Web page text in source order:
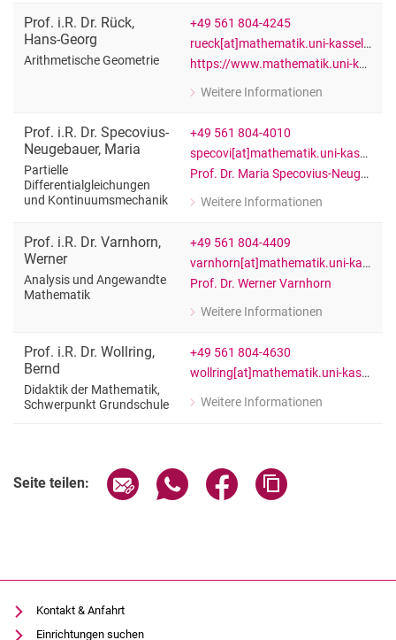
Prof. i.R. Dr. Rück,
Hans-Georg
Arithmetische Geometrie
+49 561 804-4245
rueck[at]mathematik.uni-kassel[dot]de
https://www.mathematik.uni-kassel.de/~rueck/
Weitere Informationen
zu Prof. i.R. Dr. Hans-Georg Rück
Prof. i.R. Dr. Specovius-
Neugebauer, Maria
Partielle
Differentialgleichungen
und Kontinuumsmechanik
+49 561 804-4010
specovi[at]mathematik.uni-kassel[dot]de
Prof. Dr. Maria Specovius-Neugebauer
Weitere Informationen
zu Prof. i.R. Dr. Maria Specovius-
Prof. i.R. Dr. Varnhorn,
Werner
Analysis und Angewandte
Mathematik
+49 561 804-4409
varnhorn[at]mathematik.uni-kassel[dot]de
Prof. Dr. Werner Varnhorn
Weitere Informationen
zu Prof. i.R. Dr. Werner Varnhorn
Prof. i.R. Dr. Wollring,
Bernd
Didaktik der Mathematik,
Schwerpunkt Grundschule
+49 561 804-4630
wollring[at]mathematik.uni-kassel[dot]de
Weitere Informationen
zu Prof. i.R. Dr. Bernd Wollring
Seite teilen: Seite über E-Mail teilen
Seite über WhatsApp teilen
Seite über Facebook
Kontakt & Anfahrt
Einrichtungen suchen